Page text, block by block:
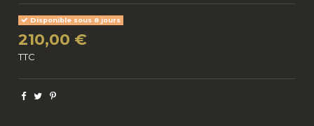
Disponible sous 8 jours
210,00 €
TTC